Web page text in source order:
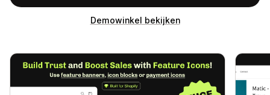
Demowinkel bekijken